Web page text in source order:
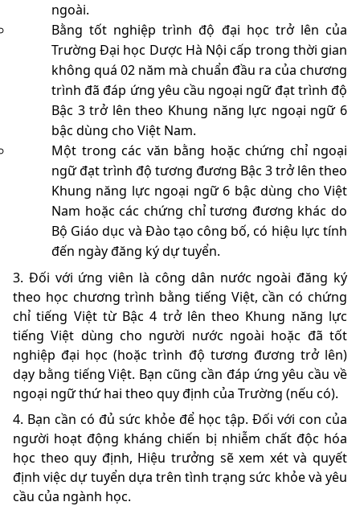
ngoài.
Bằng tốt nghiệp trình độ đại học trở lên của
Trường Đại học Dược Hà Nội cấp trong thời gian
không quá 02 năm mà chuẩn đầu ra của chương
trình đã đáp ứng yêu cầu ngoại ngữ đạt trình độ
Bậc 3 trở lên theo Khung năng lực ngoại ngữ 6
bậc dùng cho Việt Nam.
Một trong các văn bằng hoặc chứng chỉ ngoại
ngữ đạt trình độ tương đương Bậc 3 trở lên theo
Khung năng lực ngoại ngữ 6 bậc dùng cho Việt
Nam hoặc các chứng chỉ tương đương khác do
Bộ Giáo dục và Đào tạo công bố, có hiệu lực tính
đến ngày đăng ký dự tuyển.
3. Đối với ứng viên là công dân nước ngoài đăng ký
theo học chương trình bằng tiếng Việt, cần có chứng
chỉ tiếng Việt từ Bậc 4 trở lên theo Khung năng lực
tiếng Việt dùng cho người nước ngoài hoặc đã tốt
nghiệp đại học (hoặc trình độ tương đương trở lên)
dạy bằng tiếng Việt. Bạn cũng cần đáp ứng yêu cầu về
ngoại ngữ thứ hai theo quy định của Trường (nếu có).
4. Bạn cần có đủ sức khỏe để học tập. Đối với con của
người hoạt động kháng chiến bị nhiễm chất độc hóa
học theo quy định, Hiệu trưởng sẽ xem xét và quyết
định việc dự tuyển dựa trên tình trạng sức khỏe và yêu
cầu của ngành học.